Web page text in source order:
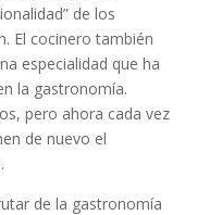
de los
El cocinero también
especialidad que ha
la gastronomía.
pero ahora cada vez
de nuevo el
de la gastronomía